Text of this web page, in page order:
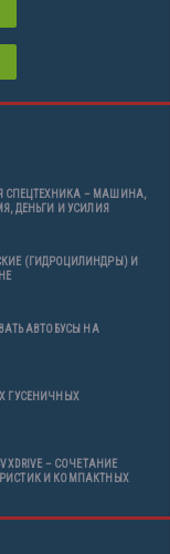
СПЕЦТЕХНИКА – МАШИНА,
ДЕНЬГИ И УСИЛИЯ
(ГИДРОЦИЛИНДРЫ) И
АВТОБУСЫ НА
ГУСЕНИЧНЫХ
– СОЧЕТАНИЕ
И КОМПАКТНЫХ